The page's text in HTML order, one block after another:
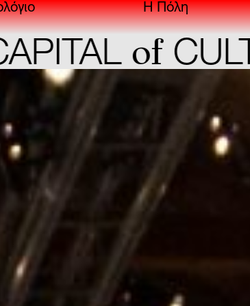
Η Πόλη
of